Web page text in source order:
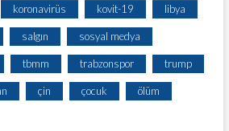
koronavirüs kovit-19 libya
salgın sosyal medya
tbmm trabzonspor trump
çin çocuk ölüm